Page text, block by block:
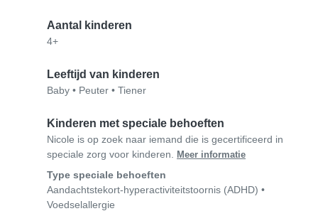
Aantal kinderen
4+
Leeftijd van kinderen
Baby • Peuter • Tiener
Kinderen met speciale behoeften
Nicole is op zoek naar iemand die is gecertificeerd in
speciale zorg voor kinderen.
Meer informatie
Type speciale behoeften
Aandachtstekort-hyperactiviteitstoornis (ADHD) •
Voedselallergie